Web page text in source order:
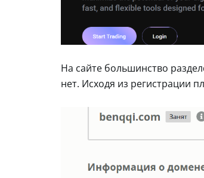
На сайте большинство
нет. Исходя из регистрации